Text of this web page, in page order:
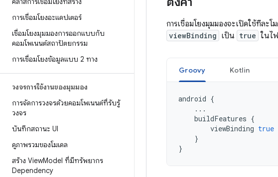
การเชื่อมโยงอะแดปเตอร์
เชื่อมโยงมุมมองการออกแบบกับ
คอมโพเนนต์สถาปัตยกรรม
การเชื่อมโยงข้อมูลแบบ 2 ทาง
วงจรการใช้งานของมุมมอง
การจัดการวงจรด้วยคอมโพเนนต์ที่รับรู้
วงจร
บันทึกสถานะ UI
ดูภาพรวมของโมเดล
สร้าง ViewModel ที่มีทรัพยากร
Dependency
การเชื่อมโยงมุมมองจะเปิดใช้ทีละโ
viewBinding เป็น true ในไ
Groovy Kotlin
android {
...
buildFeatures {
viewBinding true
}
}